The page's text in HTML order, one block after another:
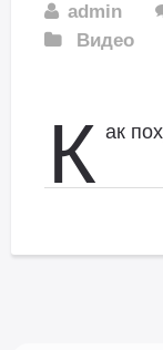
admin
Видео
К ак